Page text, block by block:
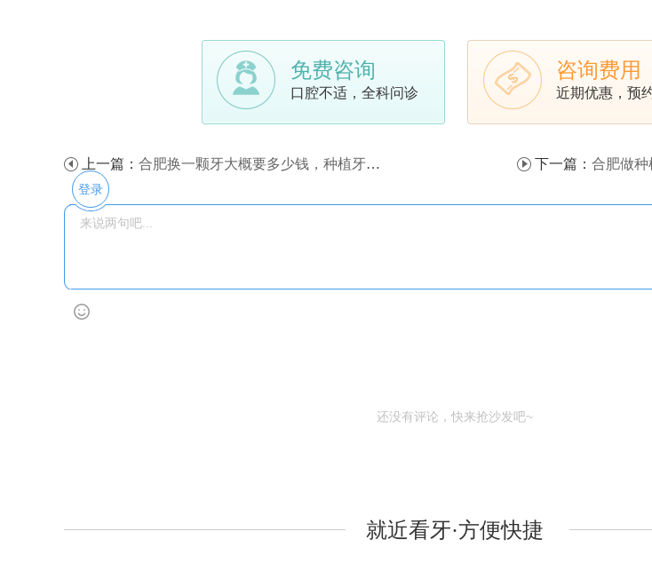
免费咨询
口腔不适，全科问诊
咨询费用
近期优惠，预
上一篇： 合肥换一颗牙大概要多少钱，种植牙能用多长时间？ 下一篇： 合肥做种植牙要多
登录
还没有评论，快来抢沙发吧~
就近看牙·方便快捷